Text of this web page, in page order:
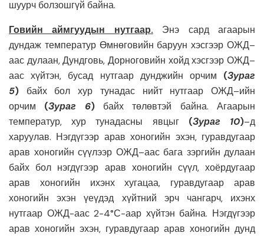
шуурч болзошгүй байна.
Говийнаймгуудын нутгаар. Энэ сард агаарын
дундаж температур Өмнөговийн баруун хэсгээр ОЖД–
аас дулаан, Дундговь, Дорноговийн хойд хэсгээр ОЖД–
аас хүйтэн, бусад нутгаар дунджийн орчим (Зураг
5) байх бол хур тунадас нийт нутгаар ОЖД–ийн
орчим (Зураг 6)байх төлөвтэй байна. Агаарын
температур, хур тунадасны явцыг (Зураг 10)–д
харуулав. Нэгдүгээр арав хоногийн эхэн, гуравдугаар
арав хоногийн сүүлээр ОЖД–аас бага зэргийн дулаан
байх бол нэгдүгээр арав хоногийн сүүл, хоёрдугаар
арав хоногийн ихэнх хугацаа, гуравдугаар арав
хоногийн эхэн үеүдэд хүйтний эрч чангарч, ихэнх
нутгаар ОЖД-аас 2-4°С-аар хүйтэн байна. Нэгдүгээр
арав хоногийн эхэн, гуравдугаар арав хоногийн дунд